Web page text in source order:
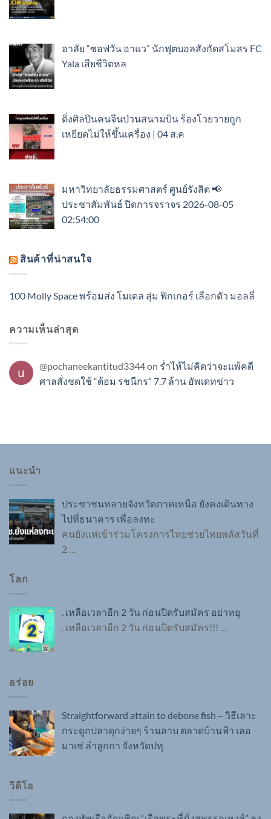
อาลัย “ซอฟวัน อาแว” นักฟุตบอลสังกัดสโมสร FC
Yala เสียชีวิตหล
ติ่งศิลปินคนจีนป่วนสนามบิน ร้องโวยวายถูก
เหยียดไม่ให้ขึ้นเครื่อง | 04 ส.ค
มหาวิทยาลัยธรรมศาสตร์ ศูนย์รังสิต 📢
ประชาสัมพันธ์ ปิดการจราจร 2026-08-05
02:54:00
สินค้าที่น่าสนใจ
100 Molly Space พร้อมส่ง โมเดล สุ่ม ฟิกเกอร์ เลือกตัว มอลลี่
ความเห็นล่าสุด
@pochaneekantitud3344on ร่ำไห้ไม่คิดว่าจะแพ้คดี
ศาลสั่งชดใช้ “ต้อม รชนีกร” 7.7 ล้าน อัพเดทข่าว
แนะนำ
ประชาชนหลายจังหวัดภาคเหนือ ยังคงเดินทาง
ไปที่ธนาคาร เพื่อลงทะ
คนยังแห่เข้าร่วมโครงการไทยช่วยไทยพลัสวันที่
2 …
โลก
. เหลือเวลาอีก 2 วัน ก่อนปิดรับสมัคร อย่าหยุ
. เหลือเวลาอีก 2 วัน ก่อนปิดรับสมัคร!!!
อร่อย
Straightforward attain to debone fish – วิธีเลาะ
กระดูกปลาดุกง่ายๆ ร้านลาบ ตลาดบ้านฟ้า เลอ
มาเช่ ลำลูกกา จังหวัดปทุ
วีดีโอ